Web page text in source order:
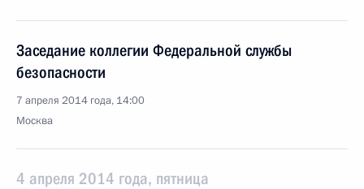
Заседание коллегии Федеральной службы
безопасности
7 апреля 2014 года, 14:00
Москва
4 апреля 2014 года, пятница